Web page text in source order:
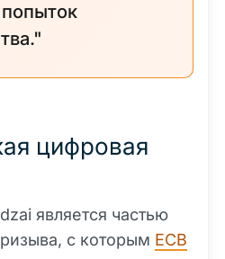
цифровая
является частью
с которым ECB